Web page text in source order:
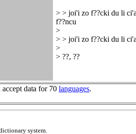
> > joi'i zo f??cki du li
f??ncu
>
> > joi'i zo f??cki du li
>
> ??, ??
data for 70 languages.
system.